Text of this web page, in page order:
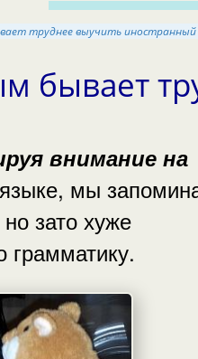
Взрослым бывает труднее выучить
выучить иностранный
мы
зато хуже
грамматику.